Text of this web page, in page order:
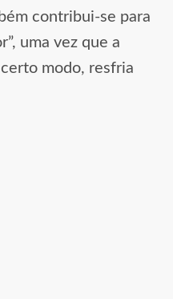
contribui-se para
uma vez que a
modo, resfria